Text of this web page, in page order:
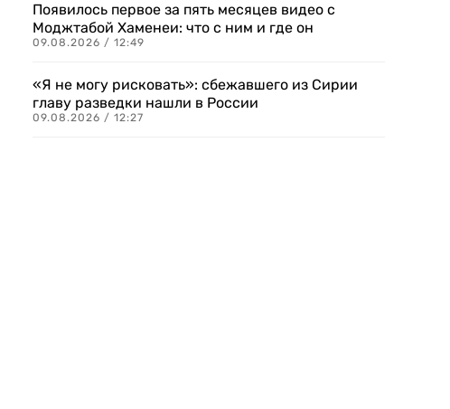
Появилось первое за пять месяцев видео с
Моджтабой Хаменеи: что с ним и где он
09.08.2026 / 12:49
«Я не могу рисковать»: сбежавшего из Сирии
главу разведки нашли в России
09.08.2026 / 12:27